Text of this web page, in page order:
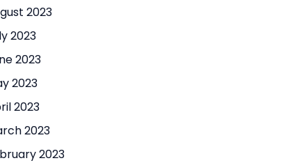
2023
2023
2023
2023
2023
2023
2023